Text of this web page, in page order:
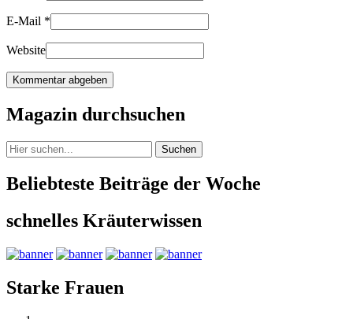
E-Mail *
Website
Magazin durchsuchen
Suchen
Beliebteste Beiträge der Woche
schnelles Kräuterwissen
Starke Frauen